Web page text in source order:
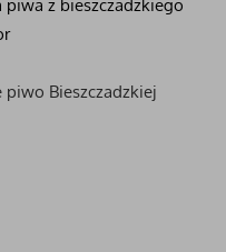
piwa z bieszczadzkiego
piwo Bieszczadzkiej